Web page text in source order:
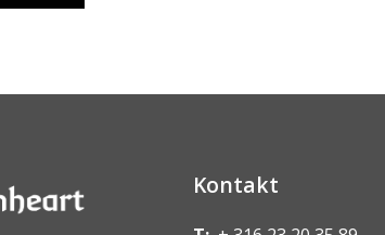
Kontakt